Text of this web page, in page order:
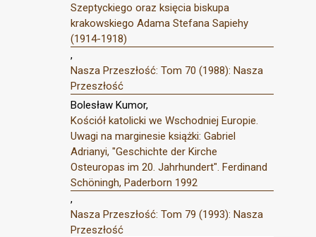
Szeptyckiego oraz księcia biskupa
krakowskiego Adama Stefana Sapiehy
(1914-1918)
,
Nasza Przeszłość: Tom 70 (1988): Nasza
Przeszłość
Bolesław Kumor,
Kościół katolicki we Wschodniej Europie.
Uwagi na marginesie książki: Gabriel
Adrianyi, "Geschichte der Kirche
Osteuropas im 20. Jahrhundert". Ferdinand
Schöningh, Paderborn 1992
,
Nasza Przeszłość: Tom 79 (1993): Nasza
Przeszłość